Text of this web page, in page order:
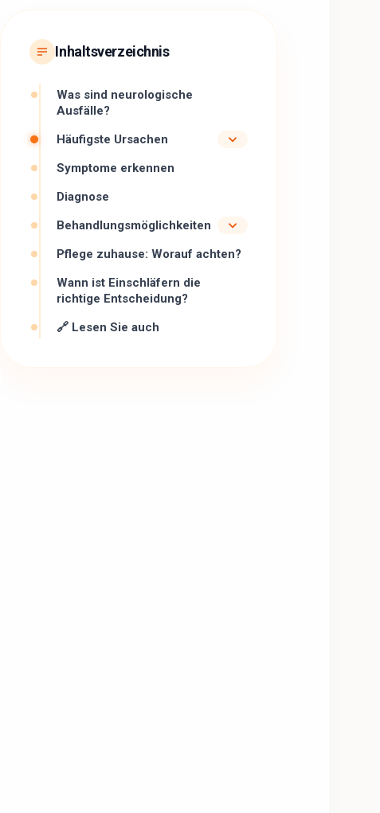
Inhaltsverzeichnis
Was sind neurologische
Ausfälle?
Häufigste Ursachen
Symptome erkennen
Diagnose
Behandlungsmöglichkeiten
Pflege zuhause: Worauf achten?
Wann ist Einschläfern die
richtige Entscheidung?
🔗 Lesen Sie auch